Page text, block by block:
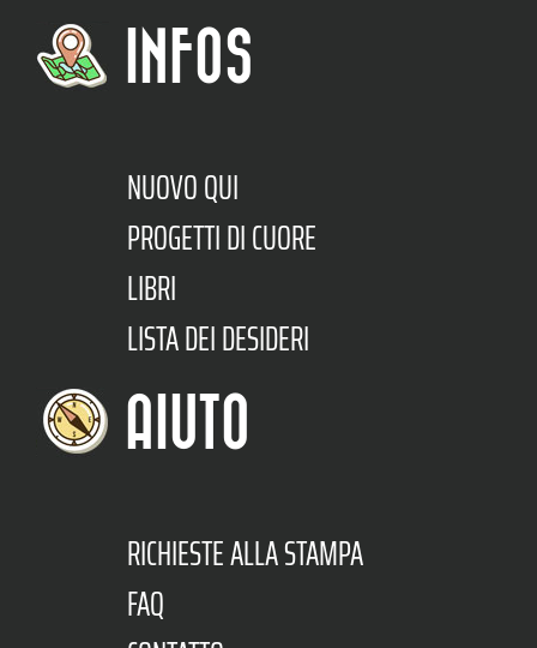
INFOS
NUOVO QUI
PROGETTI DI CUORE
LIBRI
LISTA DEI DESIDERI
AIUTO
RICHIESTE ALLA STAMPA
FAQ